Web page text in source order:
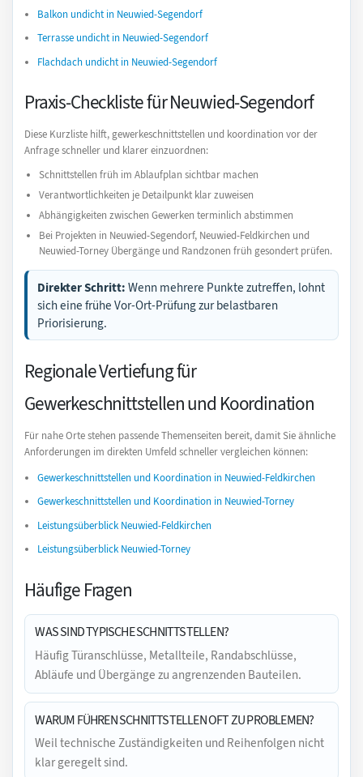
Balkon undicht in Neuwied-Segendorf
Terrasse undicht in Neuwied-Segendorf
Flachdach undicht in Neuwied-Segendorf
Praxis-Checkliste für Neuwied-Segendorf
Diese Kurzliste hilft, gewerkeschnittstellen und koordination vor der
Anfrage schneller und klarer einzuordnen:
Schnittstellen früh im Ablaufplan sichtbar machen
Verantwortlichkeiten je Detailpunkt klar zuweisen
Abhängigkeiten zwischen Gewerken terminlich abstimmen
Bei Projekten in Neuwied-Segendorf, Neuwied-Feldkirchen und
Neuwied-Torney Übergänge und Randzonen früh gesondert prüfen.
Direkter Schritt: Wenn mehrere Punkte zutreffen, lohnt
sich eine frühe Vor-Ort-Prüfung zur belastbaren
Priorisierung.
Regionale Vertiefung für
Gewerkeschnittstellen und Koordination
Für nahe Orte stehen passende Themenseiten bereit, damit Sie ähnliche
Anforderungen im direkten Umfeld schneller vergleichen können:
Gewerkeschnittstellen und Koordination in Neuwied-Feldkirchen
Gewerkeschnittstellen und Koordination in Neuwied-Torney
Leistungsüberblick Neuwied-Feldkirchen
Leistungsüberblick Neuwied-Torney
Häufige Fragen
WAS SIND TYPISCHE SCHNITTSTELLEN?
Häufig Türanschlüsse, Metallteile, Randabschlüsse,
Abläufe und Übergänge zu angrenzenden Bauteilen.
WARUM FÜHREN SCHNITTSTELLEN OFT ZU PROBLEMEN?
Weil technische Zuständigkeiten und Reihenfolgen nicht
klar geregelt sind.